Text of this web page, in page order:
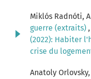
Miklós Radnóti,
guerre (extraits) ,
(2022): Habiter
crise du
Anatoly Orlovsky,